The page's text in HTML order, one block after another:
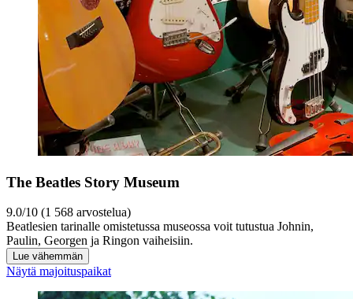
The Beatles Story Museum
9.0/10 (1 568 arvostelua)
Beatlesien tarinalle omistetussa museossa voit tutustua Johnin,
Paulin, Georgen ja Ringon vaiheisiin.
Lue vähemmän
Näytä majoituspaikat